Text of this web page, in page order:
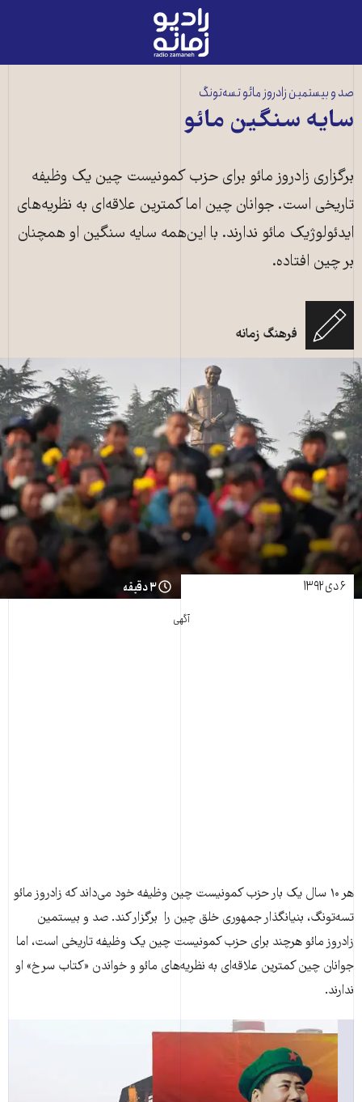
رادیو
زمانه
به
صفحه
صد و بیستمین زادروز مائو تسه‌تونگ
سایه سنگین مائو
برگزاری زادروز مائو برای حزب کمونیست چین یک وظیفه
تاریخی است. جوانان چین اما کمترین علاقه‌ای به نظریه‌های
ایدئولوژیک مائو ندارند. با این‌همه سایه سنگین او همچنان
بر چین افتاده.
فرهنگ زمانه
۶ دی ۱۳۹۲ ۳ دقیقه
آگهی
هر ۱۰ سال یک بار حزب کمونیست چین وظیفه خود می‌داند که زادروز مائو
تسه‌تونگ، بنیانگذار جمهوری خلق چین را برگزار کند. صد و بیستمین
زادروز مائو هرچند برای حزب کمونیست چین یک وظیفه تاریخی است، اما
جوانان چین کمترین علاقه‌ای به نظریه‌های مائو و خواندن «کتاب سرخ» او
ندارند.